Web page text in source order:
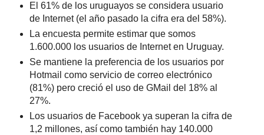
El 61% de los uruguayos se considera usuario
de Internet (el año pasado la cifra era del 58%).
La encuesta permite estimar que somos
1.600.000 los usuarios de Internet en Uruguay.
Se mantiene la preferencia de los usuarios por
Hotmail como servicio de correo electrónico
(81%) pero creció el uso de GMail del 18% al
27%.
Los usuarios de Facebook ya superan la cifra de
1,2 millones, así como también hay 140.000